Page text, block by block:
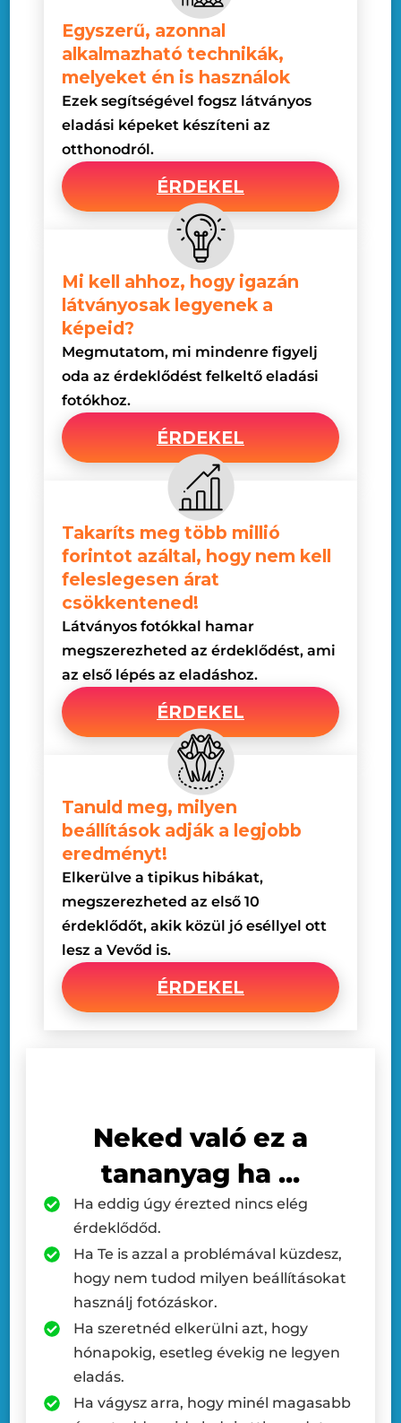
Egyszerű, azonnal
alkalmazható technikák,
melyeket én is használok
Ezek segítségével fogsz látványos
eladási képeket készíteni az
otthonodról.
ÉRDEKEL
Mi kell ahhoz, hogy igazán
látványosak legyenek a
képeid?
Megmutatom, mi mindenre figyelj
oda az érdeklődést felkeltő eladási
fotókhoz.
ÉRDEKEL
Takaríts meg több millió
forintot azáltal, hogy nem kell
feleslegesen árat
csökkentened!
Látványos fotókkal hamar
megszerezheted az érdeklődést, ami
az első lépés az eladáshoz.
ÉRDEKEL
Tanuld meg, milyen
beállítások adják a legjobb
eredményt!
Elkerülve a tipikus hibákat,
megszerezheted az első 10
érdeklődőt, akik közül jó eséllyel ott
lesz a Vevőd is.
ÉRDEKEL
Neked való ez a
tananyag ha ...
Ha eddig úgy érezted nincs elég
érdeklődőd.
Ha Te is azzal a problémával küzdesz,
hogy nem tudod milyen beállításokat
használj fotózáskor.
Ha szeretnéd elkerülni azt, hogy
hónapokig, esetleg évekig ne legyen
eladás.
Ha vágysz arra, hogy minél magasabb